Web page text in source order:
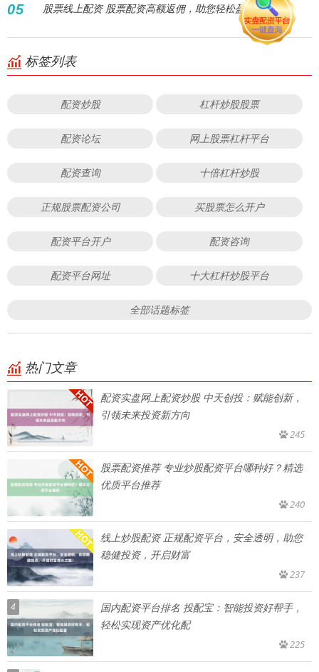
05 股票线上配资 股票配资高额返佣，助您轻松盈利！
标签列表
配资炒股 杠杆炒股股票
配资论坛 网上股票杠杆平台
配资查询 十倍杠杆炒股
正规股票配资公司 买股票怎么开户
配资平台开户 配资咨询
配资平台网址 十大杠杆炒股平台
全部话题标签
热门文章
配资实盘网上配资炒股 中天创投：赋能创新，
引领未来投资新方向
245
股票配资推荐 专业炒股配资平台哪种好？精选
优质平台推荐
240
线上炒股配资 正规配资平台，安全透明，助您
稳健投资，开启财富
237
4
国内配资平台排名 投配宝：智能投资好帮手，
轻松实现资产优化配
225